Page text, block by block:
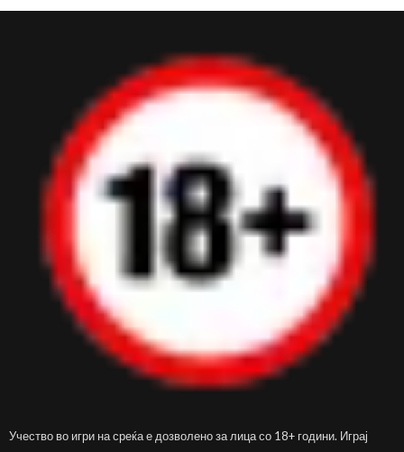
Учество во игри на среќа е дозволено за лица со 18+ години. Играј